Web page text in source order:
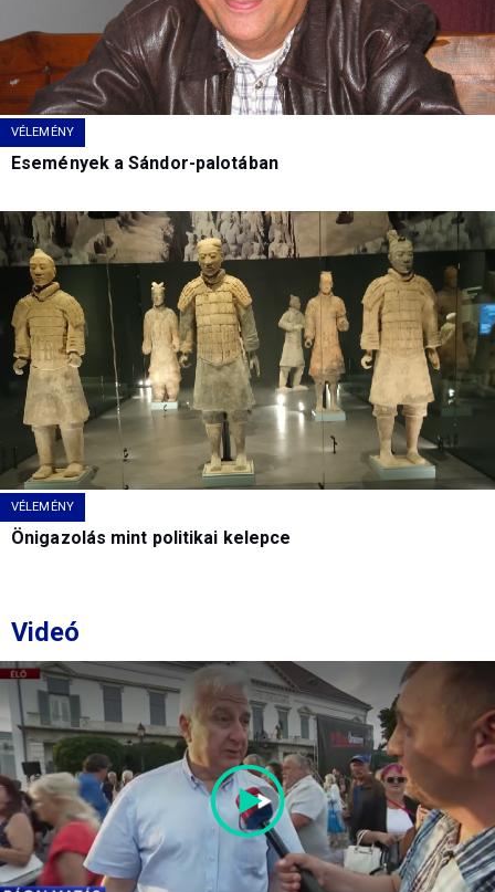
VÉLEMÉNY
Események a Sándor-palotában
VÉLEMÉNY
Önigazolás mint politikai kelepce
Videó